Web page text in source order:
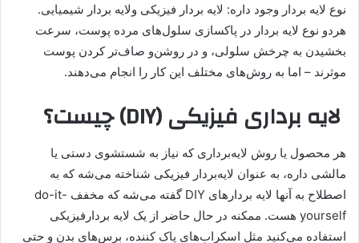
نوع لایه بردار وجود داره: لایه بردار فیزیکی ولایه بردار شیمیایی.
هردو نوع لایه بردار در پاکسازی سلول‌های مرده پوست، سرعت
بخشیدن به چرخش سلولی، و در روشن‌و صاف‌تر کردن پوست
موثرند – اما به روش‌های مختلف این کار را انجام می‌دهند.
لایه‌ برداری فیزیکی (DIY) چیست؟
هر محصول یا روش لایه‌برداری که نیاز به شستشوی دستی یا
مالشی داره، به عنوان لایه‌بردار فیزیکی شناخته می‌شه که به
اصطلاح به آنها لایه بردار‌های DIY گفته می‌شه که مخفف do-it-
yourself هست. ممکنه در حال حاضر از یک لایه بردار‌فیزیکی
استفاده می‌کنید مثل اسکراب‌های پاک کننده، برس‌های بدن و حتی